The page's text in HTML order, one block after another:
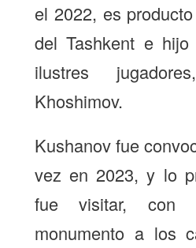
el 2022, es
del Tashkent e
ilustres
Khoshimov.
Kushanov fue
vez en 2023, y lo
fue visitar, con
monumento a los